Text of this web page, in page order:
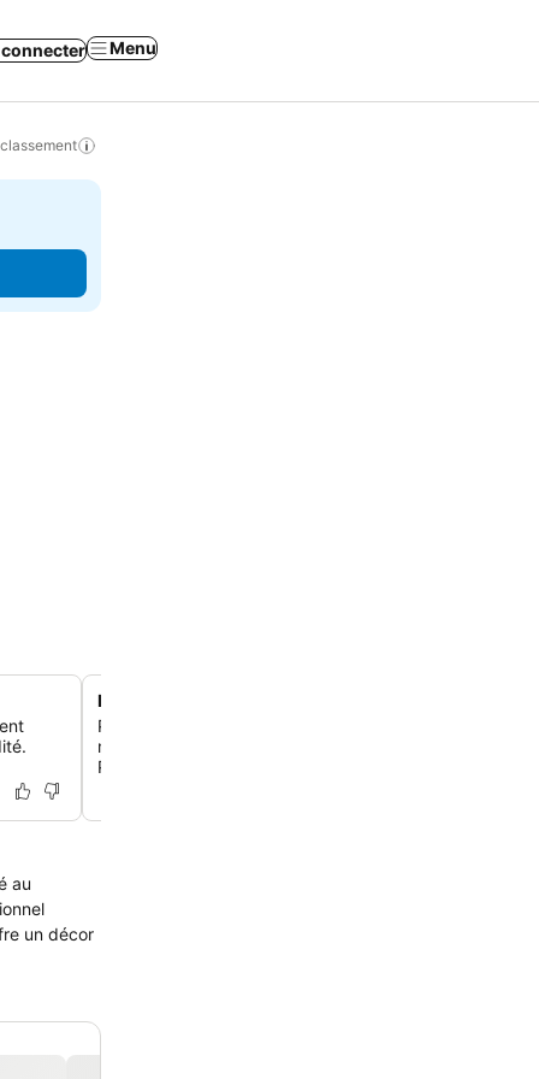
connecter Menu
Emplacement en bord de mer à Casco Viejo
Profite de l'avantage unique d'être le seul hôtel de luxe
mer dans le quartier historique, offrant des vues
Pacifique et la ligne d'horizon de la ville.
au
un décor